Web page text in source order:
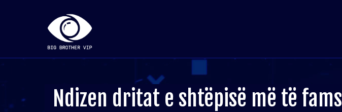
Ndizen dritat e shtëpisë më të